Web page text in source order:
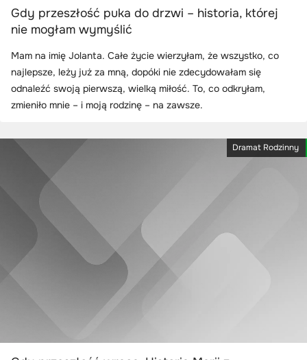
Gdy przeszłość puka do drzwi – historia, której
nie mogłam wymyślić
Mam na imię Jolanta. Całe życie wierzyłam, że wszystko, co
najlepsze, leży już za mną, dopóki nie zdecydowałam się
odnaleźć swoją pierwszą, wielką miłość. To, co odkryłam,
zmieniło mnie – i moją rodzinę – na zawsze.
Dramat Rodzinny